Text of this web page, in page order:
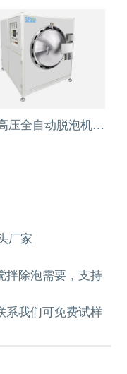
厂家
拌除泡需要，支持
系我们可免费试样